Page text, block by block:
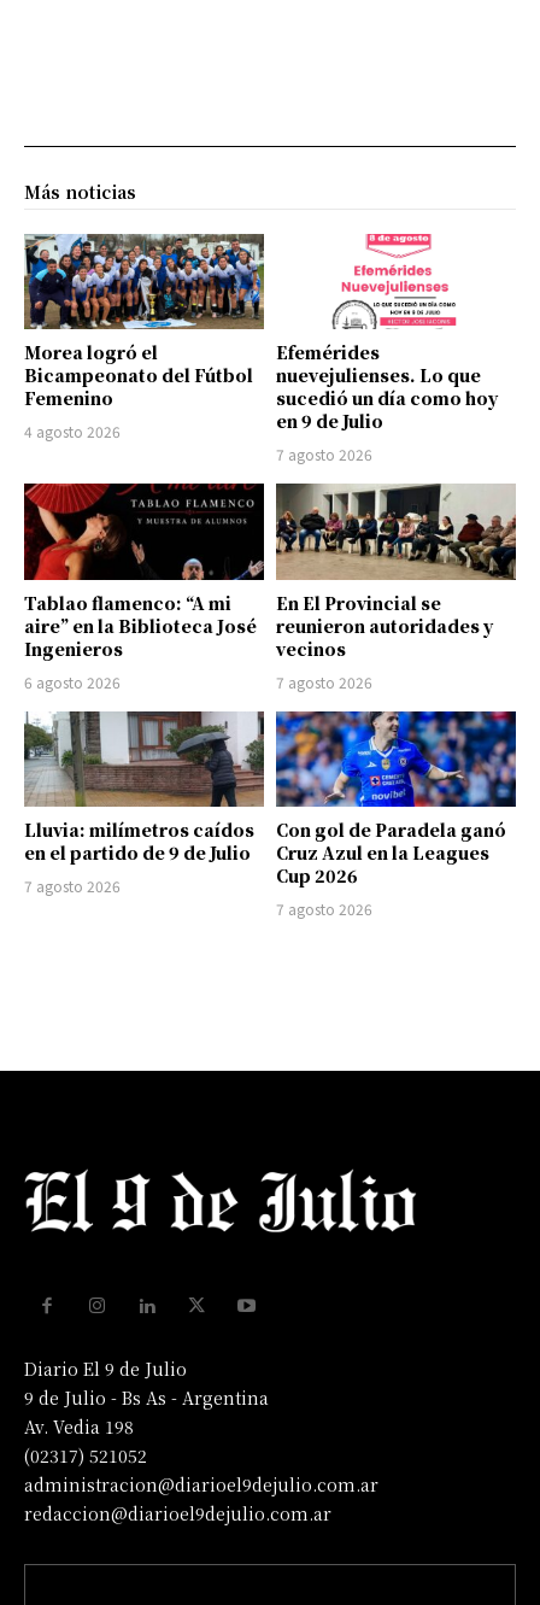
Más noticias
Morea logró el
Bicampeonato del Fútbol
Femenino
4 agosto 2026
Efemérides
nuevejulienses. Lo que
sucedió un día como hoy
en 9 de Julio
7 agosto 2026
Tablao flamenco: “A mi
aire” en la Biblioteca José
Ingenieros
6 agosto 2026
En El Provincial se
reunieron autoridades y
vecinos
7 agosto 2026
Lluvia: milímetros caídos
en el partido de 9 de Julio
7 agosto 2026
Con gol de Paradela ganó
Cruz Azul en la Leagues
Cup 2026
7 agosto 2026
Diario El 9 de Julio
9 de Julio - Bs As - Argentina
Av. Vedia 198
(02317) 521052
administracion@diarioel9dejulio.com.ar
redaccion@diarioel9dejulio.com.ar